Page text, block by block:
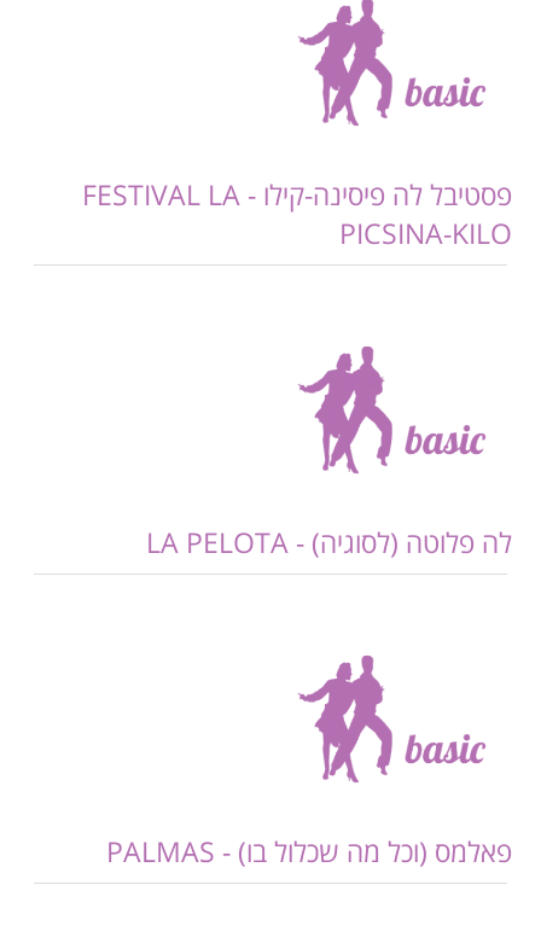
פסטיבל לה פיסינה-קילו - FESTIVAL LA
PICSINA-KILO
לה פלוטה (לסוגיה) - LA PELOTA
פאלמס (וכל מה שכלול בו) - PALMAS